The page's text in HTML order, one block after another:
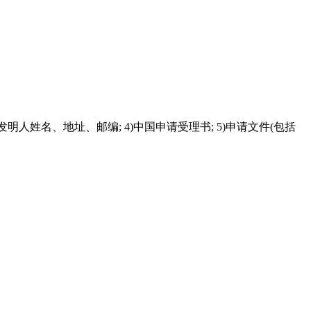
人姓名、地址、邮编; 4)中国申请受理书; 5)申请文件(包括